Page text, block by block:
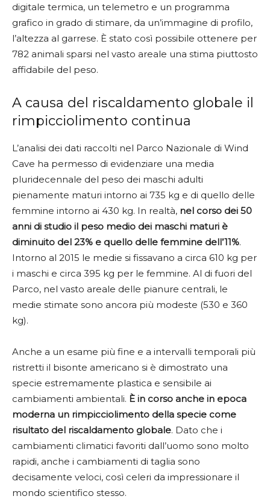
digitale termica, un telemetro e un programma
grafico in grado di stimare, da un’immagine di profilo,
l’altezza al garrese. È stato così possibile ottenere per
782 animali sparsi nel vasto areale una stima piuttosto
affidabile del peso.
A causa del riscaldamento globale il
rimpicciolimento continua
L’analisi dei dati raccolti nel Parco Nazionale di Wind
Cave ha permesso di evidenziare una media
pluridecennale del peso dei maschi adulti
pienamente maturi intorno ai 735 kg e di quello delle
femmine intorno ai 430 kg. In realtà, nel corso dei 50
anni di studio il peso medio dei maschi maturi è
diminuito del 23% e quello delle femmine dell’11%.
Intorno al 2015 le medie si fissavano a circa 610 kg per
i maschi e circa 395 kg per le femmine. Al di fuori del
Parco, nel vasto areale delle pianure centrali, le
medie stimate sono ancora più modeste (530 e 360
kg).
Anche a un esame più fine e a intervalli temporali più
ristretti il bisonte americano si è dimostrato una
specie estremamente plastica e sensibile ai
cambiamenti ambientali. È in corso anche in epoca
moderna un rimpicciolimento della specie come
risultato del riscaldamento globale. Dato che i
cambiamenti climatici favoriti dall’uomo sono molto
rapidi, anche i cambiamenti di taglia sono
decisamente veloci, così celeri da impressionare il
mondo scientifico stesso.